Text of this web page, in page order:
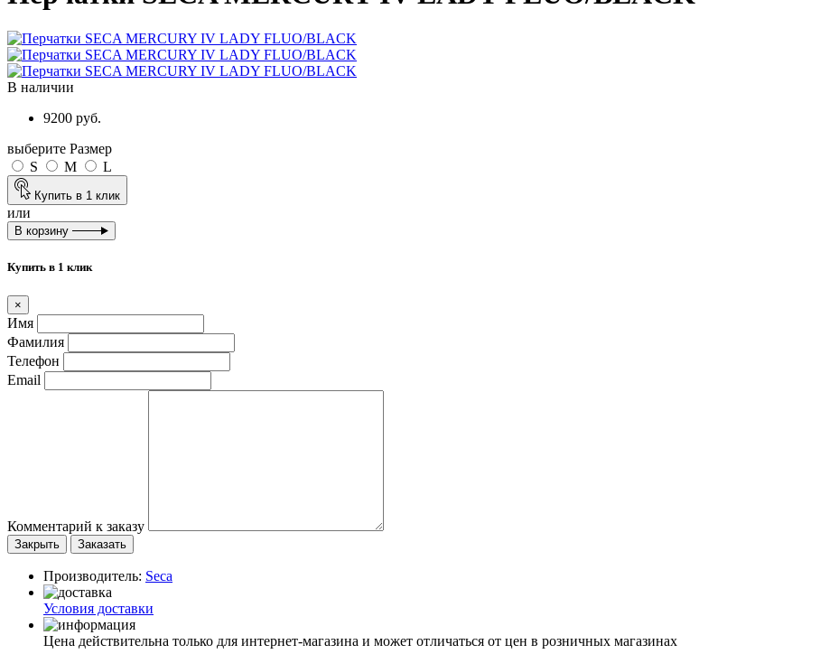
В наличии
9200 руб.
выберите Размер
S
M L
Купить в 1 клик
или
В корзину
Купить в 1 клик
×
Имя
Фамилия
Телефон
Email
Комментарий к заказу
Закрыть Заказать
Производитель: Seca
Условия доставки
Цена действительна только для интернет-магазина и может отличаться от цен в розничных магазинах